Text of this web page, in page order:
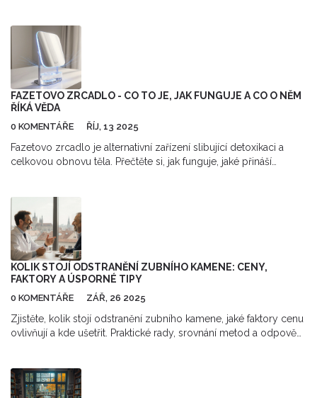
řešení, které je blízké přirozenému stavu. Zjistěte, proč jsou
implantáty často považovány za nejlepší variantu náhrady
chybějících zubů a jak mohou pozitivně ovlivnit váš život.
FAZETOVO ZRCADLO - CO TO JE, JAK FUNGUJE A CO O NĚM
ŘÍKÁ VĚDA
0 KOMENTÁŘE ŘÍJ, 13 2025
Fazetovo zrcadlo je alternativní zařízení slibující detoxikaci a
celkovou obnovu těla. Přečtěte si, jak funguje, jaké přináší
KOLIK STOJÍ ODSTRANĚNÍ ZUBNÍHO KAMENE: CENY,
FAKTORY A ÚSPORNÉ TIPY
0 KOMENTÁŘE ZÁŘ, 26 2025
Zjistěte, kolik stojí odstranění zubního kamene, jaké faktory cenu
ovlivňují a kde ušetřit. Praktické rady, srovnání metod a odpovědi